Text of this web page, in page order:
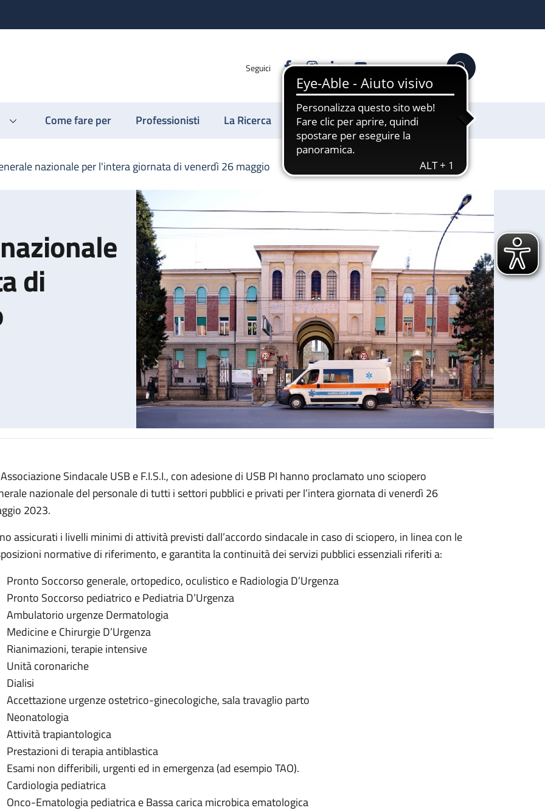
Seguici FacebookInstagram
LinkedinYouTube Cerca
Come fare per Professionisti La Ricerca Sostienici
nazionale per l'intera giornata di venerdì 26 maggio
di
per l'intera giornata di venerdì 26 maggio
Sindacale USB e F.I.S.I., con adesione di USB PI hanno proclamato uno sciopero
nazionale del personale di tutti i settori pubblici e privati per l’intera giornata di venerdì 26
2023.
assicurati i livelli minimi di attività previsti dall’accordo sindacale in caso di sciopero, in linea con le
normative di riferimento, e garantita la continuità dei servizi pubblici essenziali riferiti a:
Pronto Soccorso generale, ortopedico, oculistico e Radiologia D’Urgenza
Pronto Soccorso pediatrico e Pediatria D’Urgenza
Ambulatorio urgenze Dermatologia
Medicine e Chirurgie D’Urgenza
Rianimazioni, terapie intensive
Unità coronariche
Dialisi
Accettazione urgenze ostetrico-ginecologiche, sala travaglio parto
Neonatologia
Attività trapiantologica
Prestazioni di terapia antiblastica
Esami non differibili, urgenti ed in emergenza (ad esempio TAO).
Cardiologia pediatrica
Onco-Ematologia pediatrica e Bassa carica microbica ematologica